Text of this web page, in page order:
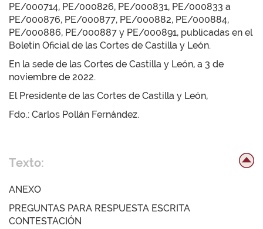
PE/000714, PE/000826, PE/000831, PE/000833 a
PE/000876, PE/000877, PE/000882, PE/000884,
PE/000886, PE/000887 y PE/000891, publicadas en el
Boletín Oficial de las Cortes de Castilla y León.
En la sede de las Cortes de Castilla y León, a 3 de
noviembre de 2022.
El Presidente de las Cortes de Castilla y León,
Fdo.: Carlos Pollán Fernández.
Texto:
ANEXO
PREGUNTAS PARA RESPUESTA ESCRITA
CONTESTACIÓN